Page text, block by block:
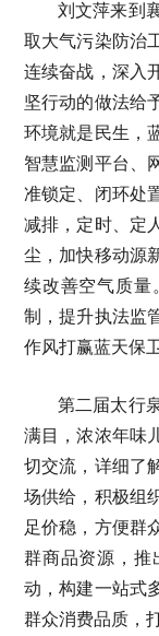
刘文萍来到
取大气污染防治
连续奋战，深入
坚行动的做法给
环境就是民生，
智慧监测平台、
准锁定、闭环处
减排，定时、定
尘，加快移动源
续改善空气质量
制，提升执法监
作风打赢蓝天保
第二届太行
满目，浓浓年味
切交流，详细了
场供给，积极组
足价稳，方便群
群商品资源，推
动，构建一站式
群众消费品质，